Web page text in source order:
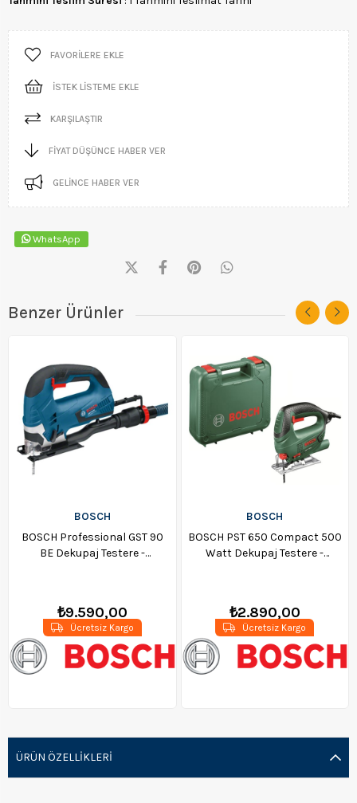
FAVORILERE EKLE
İSTEK LISTEME EKLE
KARŞILAŞTIR
FIYAT DÜŞÜNCE HABER VER
GELINCE HABER VER
WhatsApp
Benzer Ürünler
BOSCH
BOSCH Professional GST 90
BE Dekupaj Testere -
₺9.590,00
Ücretsiz Kargo
BOSCH
BOSCH PST 650 Compact 500
Watt Dekupaj Testere -
₺2.890,00
Ücretsiz Kargo
ÜRÜN ÖZELLIKLERI